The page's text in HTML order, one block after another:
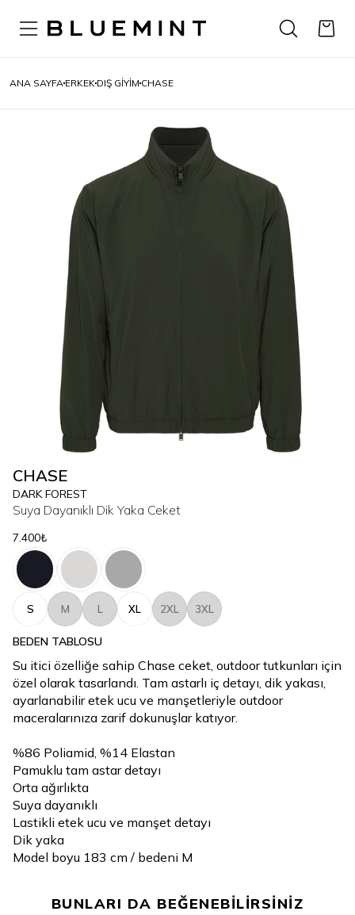
ANA SAYFA ERKEK DIŞ GIYIM CHASE
CHASE
DARK FOREST
Suya Dayanıklı Dik Yaka Ceket
7.400₺
S M L XL 2XL 3XL
BEDEN TABLOSU
Su itici özelliğe sahip Chase ceket, outdoor tutkunları için
özel olarak tasarlandı. Tam astarlı iç detayı, dik yakası,
ayarlanabilir etek ucu ve manşetleriyle outdoor
maceralarınıza zarif dokunuşlar katıyor.
%86 Poliamid, %14 Elastan
Pamuklu tam astar detayı
Orta ağırlıkta
Suya dayanıklı
Lastikli etek ucu ve manşet detayı
Dik yaka
Model boyu 183 cm / bedeni M
BUNLARI DA BEĞENEBİLİRSİNİZ